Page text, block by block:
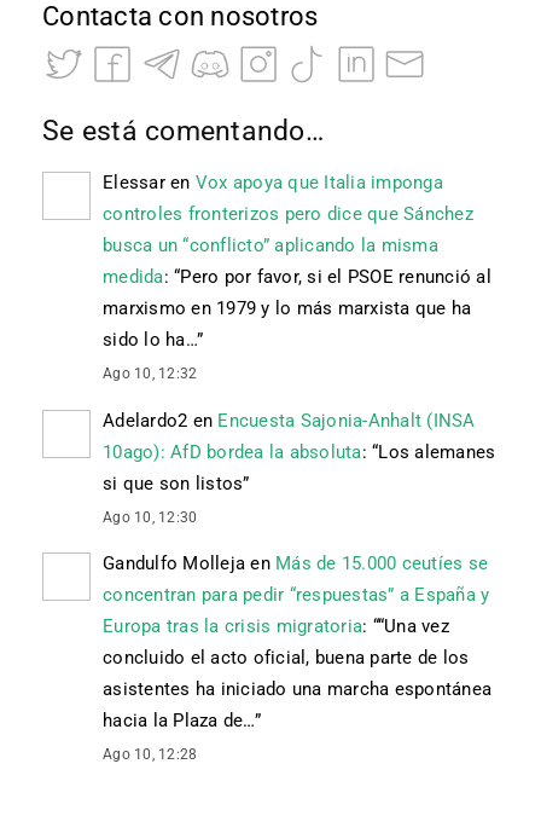
Contacta con nosotros
Se está comentando…
Elessaren Vox apoya que Italia imponga
controles fronterizos pero dice que Sánchez
busca un “conflicto” aplicando la misma
medida: “Pero por favor, si el PSOE renunció al
marxismo en 1979 y lo más marxista que ha
sido lo ha…”
Ago 10, 12:32
Adelardo2 en Encuesta Sajonia-Anhalt (INSA
10ago): AfD bordea la absoluta: “Los alemanes
si que son listos”
Ago 10, 12:30
Gandulfo Molleja en Más de 15.000 ceutíes se
concentran para pedir “respuestas” a España y
Europa tras la crisis migratoria: ““Una vez
concluido el acto oficial, buena parte de los
asistentes ha iniciado una marcha espontánea
hacia la Plaza de…”
Ago 10, 12:28